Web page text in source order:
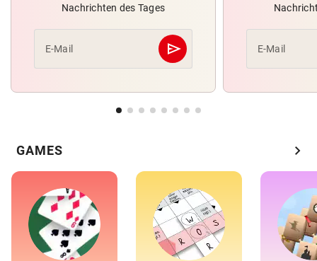
Nachrichten des Tages
E-Mail send
Abschicken E-Mail
GAMES chevron_right